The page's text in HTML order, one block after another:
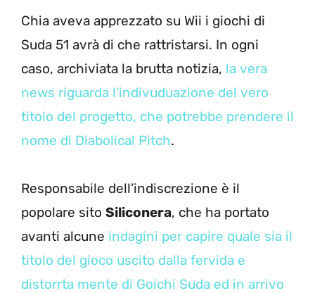
Chia aveva apprezzato su Wii i giochi di
Suda 51 avrà di che rattristarsi. In ogni
caso, archiviata la brutta notizia, la vera
news riguarda l’indivuduazione del vero
titolo del progetto, che potrebbe prendere il
nome di Diabolical Pitch.
Responsabile dell’indiscrezione è il
popolare sito Siliconera, che ha portato
avanti alcune indagini per capire quale sia il
titolo del gioco uscito dalla fervida e
distorrta mente di Goichi Suda ed in arrivo